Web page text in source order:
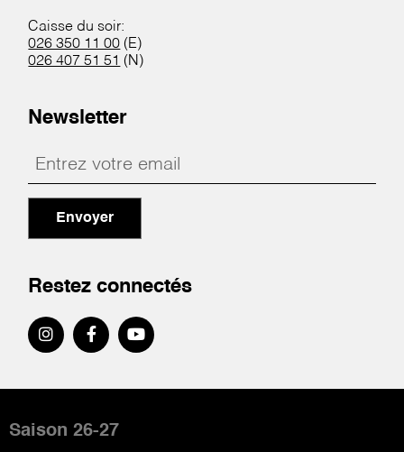
Caisse du soir:
026 350 11 00 (E)
026 407 51 51 (N)
Newsletter
Envoyer
Restez connectés
de
Saison 26-27